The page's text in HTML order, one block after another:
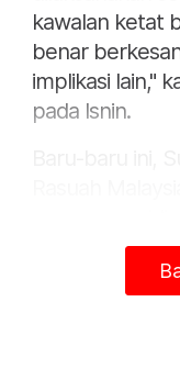
kawalan ketat
benar
implikasi lain,"
pada Isnin.
berprofil tinggi
meningkatkan
Ketua